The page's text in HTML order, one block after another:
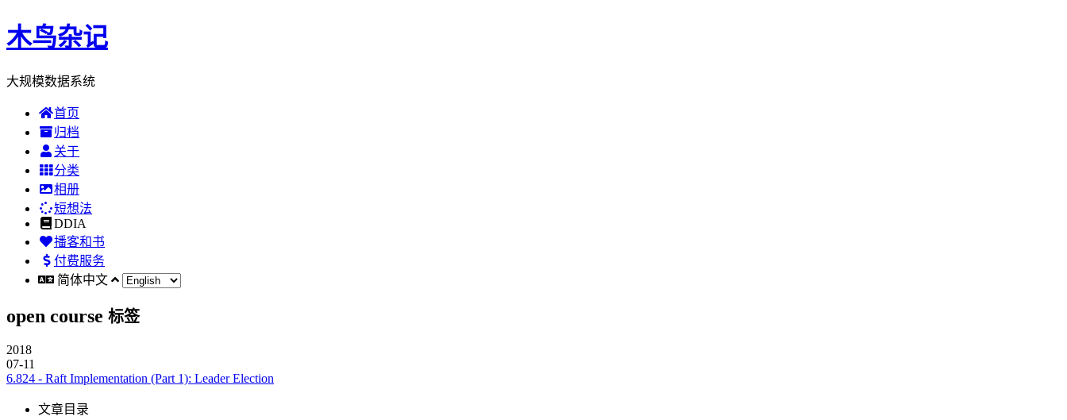
木鸟杂记
大规模数据系统
首页
归档
关于
分类
相册
短想法
DDIA
播客和书
付费服务
简体中文
open course 标签
2018
07-11
6.824 - Raft Implementation (Part 1): Leader Election
文章目录